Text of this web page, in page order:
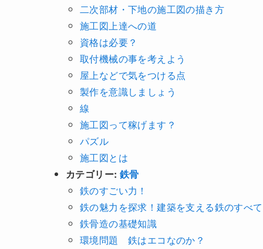
二次部材・下地の施工図の描き方
施工図上達への道
資格は必要？
取付機械の事を考えよう
屋上などで気をつける点
製作を意識しましょう
線
施工図って稼げます？
パズル
施工図とは
カテゴリー: 鉄骨
鉄のすごい力！
鉄の魅力を探求！建築を支える鉄のすべて
鉄骨造の基礎知識
環境問題 鉄はエコなのか？